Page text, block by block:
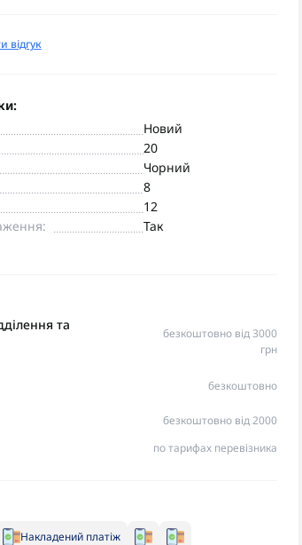
відгук
Новий
20
Чорний
8
12
Так
та
безкоштовно від 3000
грн
безкоштовно
безкоштовно від 2000
по тарифах перевізника
Накладений платіж